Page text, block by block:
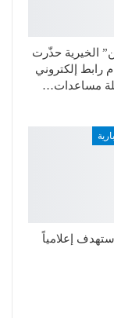
الخيرية حذّرت
رابط إلكتروني
مساعدات…
إعلامياً